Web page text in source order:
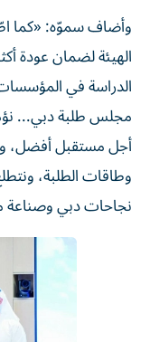
وأضاف سموّه: «كما
الدراسة في المؤسسات
مجلس طلبة دبي...
أجل مستقبل أفضل،
وطاقات الطلبة،
نجاحات دبي وصناعة